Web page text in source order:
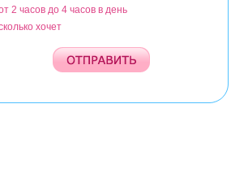
2 часов до 4 часов в день
хочет